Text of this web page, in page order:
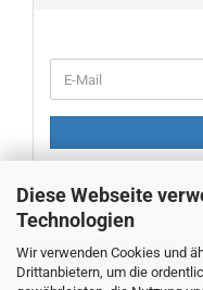
Diese Webseite
Technologien
Wir verwenden Cookies und
Drittanbietern, um die
ZUR
E-
Mail
Neue